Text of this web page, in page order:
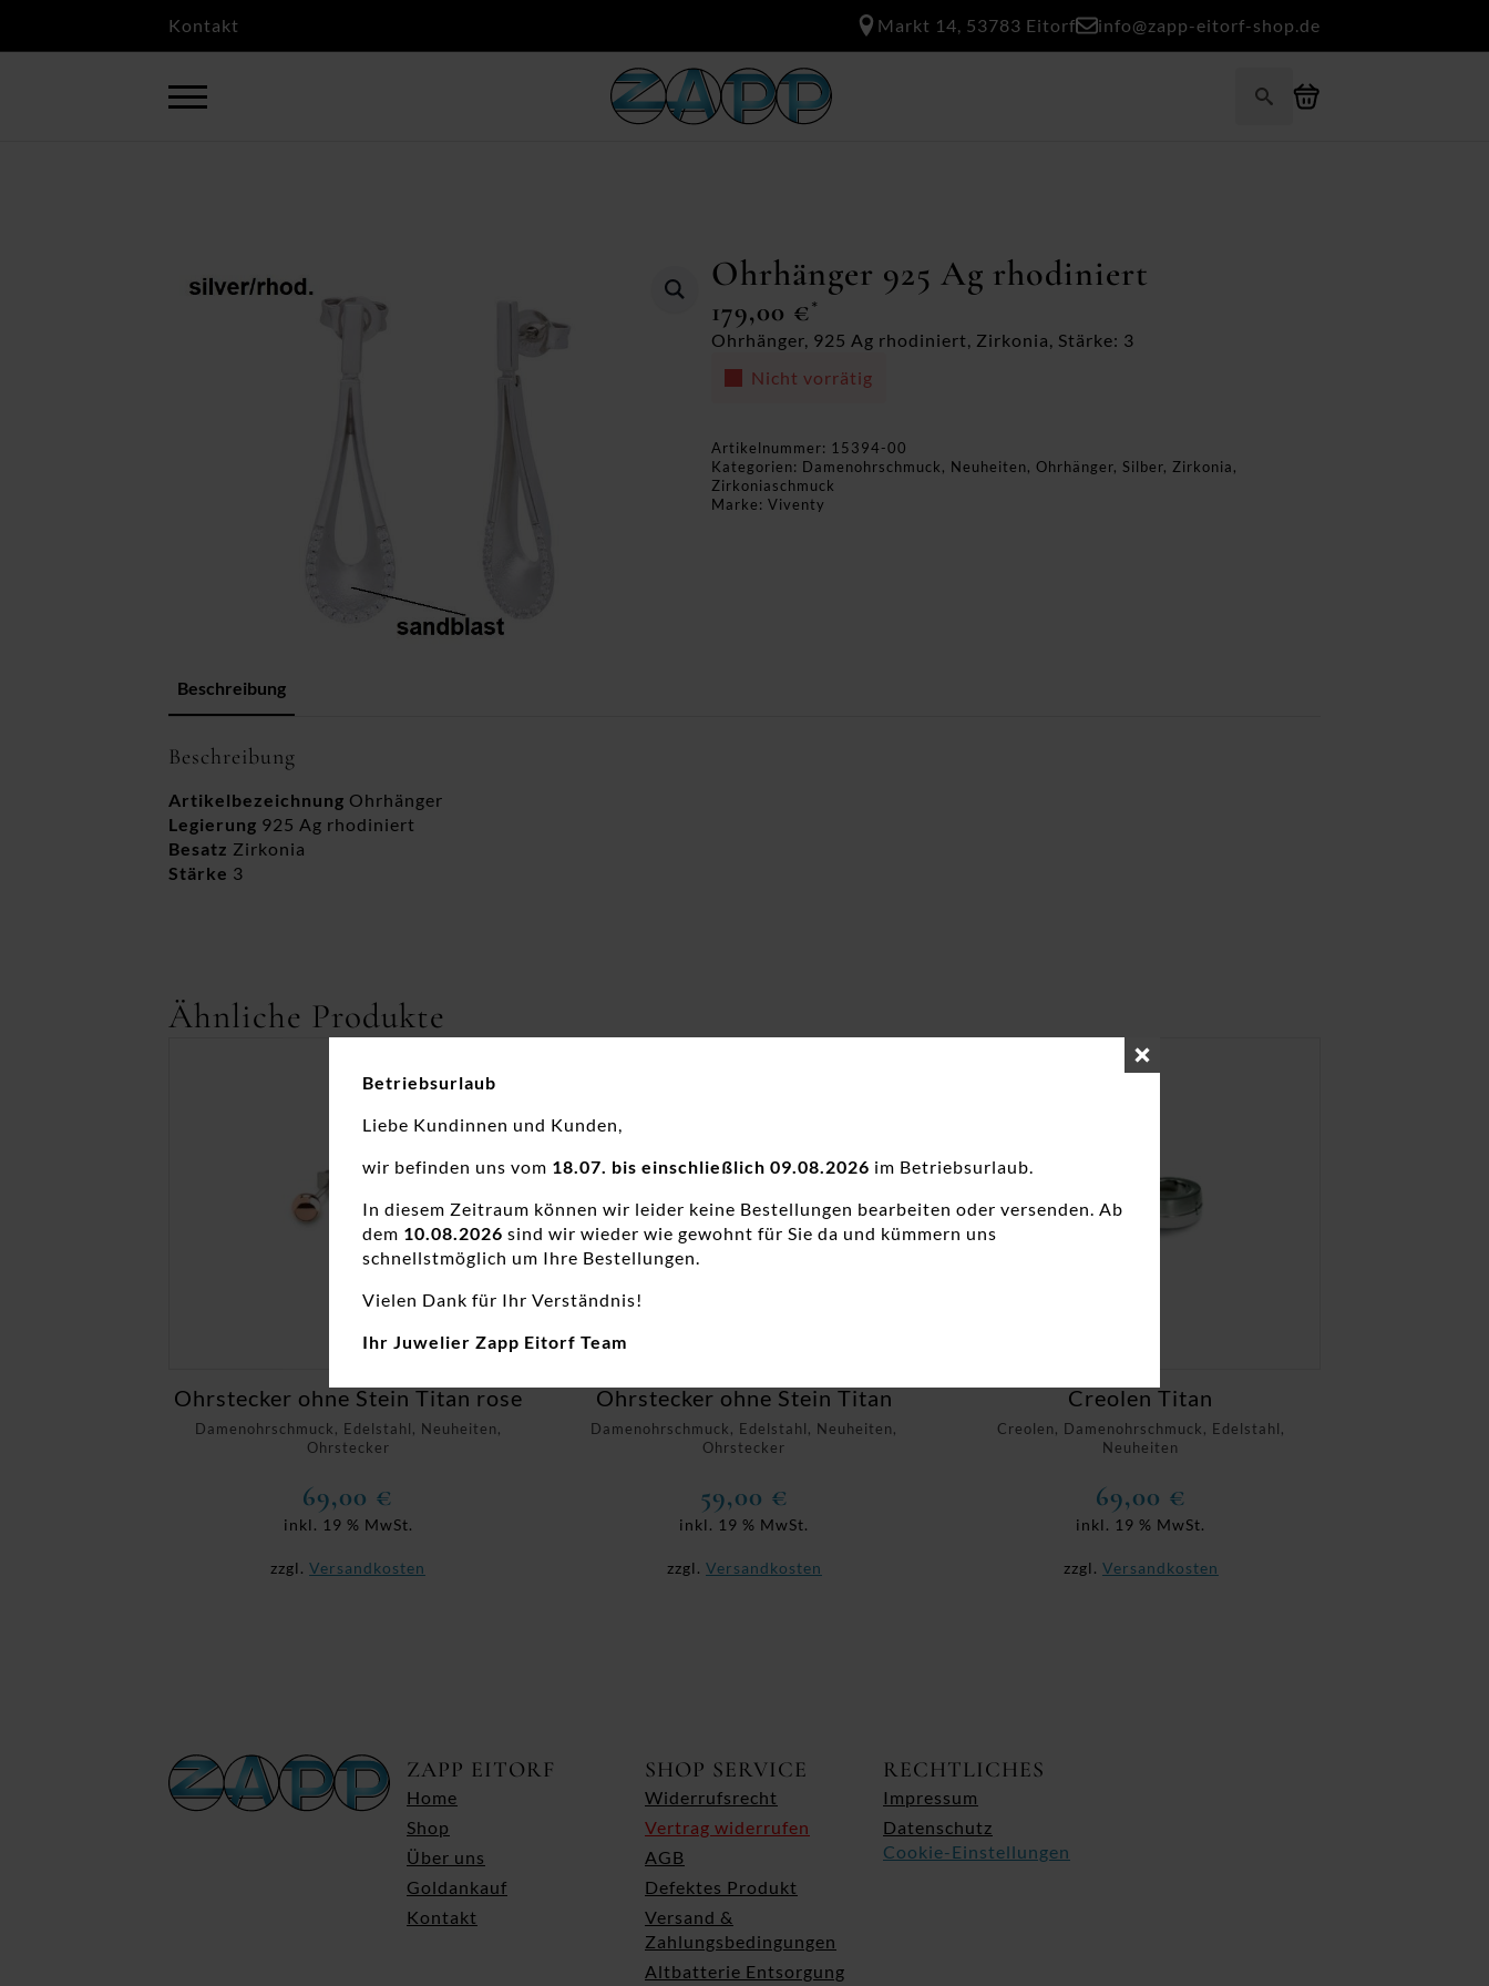
Kontakt Markt 14, 53783 Eitorf info@zapp-eitorf-shop.de
Ohrhänger 925 Ag rhodiniert
179,00 €*
Ohrhänger, 925 Ag rhodiniert, Zirkonia, Stärke: 3
Nicht vorrätig
Artikelnummer: 15394-00
Kategorien: Damenohrschmuck, Neuheiten, Ohrhänger, Silber, Zirkonia,
Zirkoniaschmuck
Marke: Viventy
Beschreibung
Beschreibung
Artikelbezeichnung Ohrhänger
Legierung 925 Ag rhodiniert
Besatz Zirkonia
Stärke 3
Ähnliche Produkte
Damenohrschmuck, Edelstahl, Neuheiten,
Ohrstecker
Ohrstecker ohne Stein Titan rose
69,00 €
inkl. 19 % MwSt.
zzgl.Versandkosten
Damenohrschmuck, Edelstahl, Neuheiten,
Ohrstecker
Ohrstecker ohne Stein Titan
59,00 €
inkl. 19 % MwSt.
zzgl. Versandkosten
Creolen, Damenohrschmuck, Edelstahl,
Neuheiten
Creolen Titan
69,00 €
inkl. 19 % MwSt.
zzgl. Versandkosten
ZAPP EITORF
Home
Shop
Über uns
Goldankauf
Kontakt
SHOP SERVICE
Widerrufsrecht
Vertrag widerrufen
AGB
Defektes Produkt
Versand &
Zahlungsbedingungen
Altbatterie Entsorgung
RECHTLICHES
Impressum
Datenschutz
Cookie-Einstellungen
Betriebsurlaub
Liebe Kundinnen und Kunden,
wir befinden uns vom 18.07. bis einschließlich 09.08.2026 im Betriebsurlaub.
In diesem Zeitraum können wir leider keine Bestellungen bearbeiten oder versenden. Ab
dem 10.08.2026 sind wir wieder wie gewohnt für Sie da und kümmern uns
schnellstmöglich um Ihre Bestellungen.
Vielen Dank für Ihr Verständnis!
Ihr Juwelier Zapp Eitorf Team